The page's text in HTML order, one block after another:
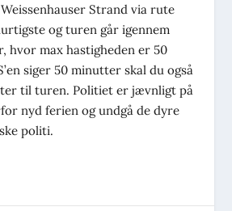
Strand via rute
og turen går igennem
hvor max hastigheden er 50
siger 50 minutter skal du også
til turen. Politiet er jævnligt på
nyd ferien og undgå de dyre
politi.